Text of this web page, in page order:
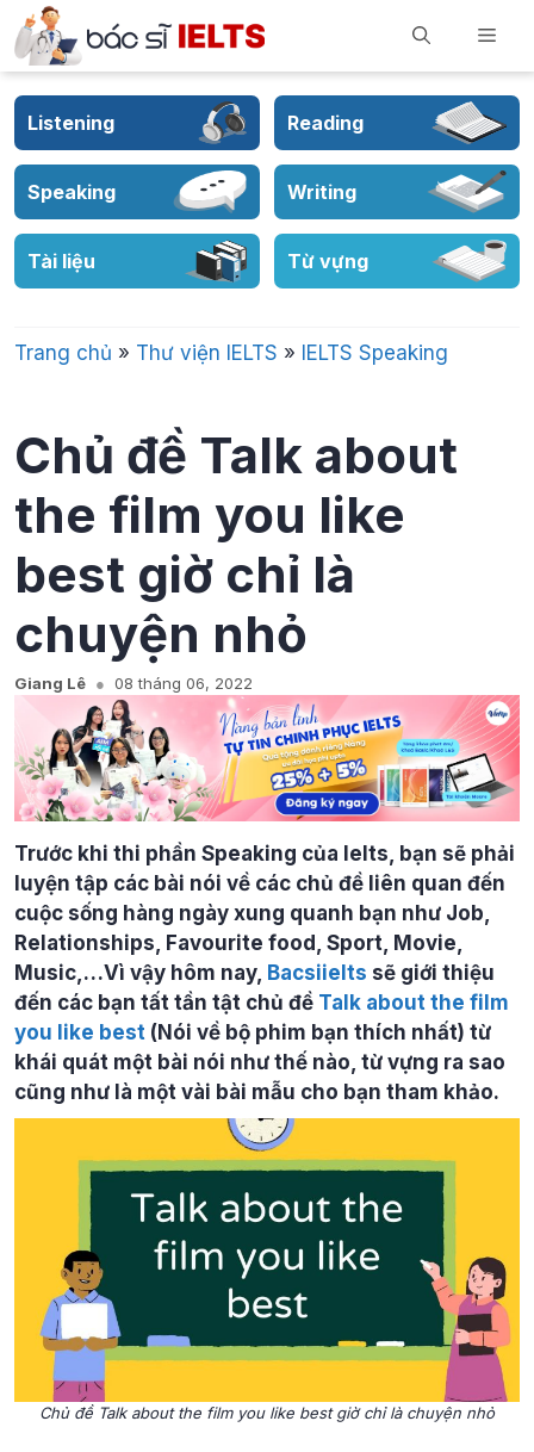
Skip
to
content
Listening Reading
Speaking Writing
Tài liệu Từ vựng
Trang chủ » Thư viện IELTS » IELTS Speaking
Chủ đề Talk about
the film you like
best giờ chỉ là
chuyện nhỏ
Giang Lê 08 tháng 06, 2022
Trước khi thi phần Speaking của Ielts, bạn sẽ phải
luyện tập các bài nói về các chủ đề liên quan đến
cuộc sống hàng ngày xung quanh bạn như Job,
Relationships, Favourite food, Sport, Movie,
Music,…Vì vậy hôm nay, Bacsiielts sẽ giới thiệu
đến các bạn tất tần tật chủ đề Talk about the film
you like best (Nói về bộ phim bạn thích nhất) từ
khái quát một bài nói như thế nào, từ vựng ra sao
cũng như là một vài bài mẫu cho bạn tham khảo.
Chủ đề Talk about the film you like best giờ chỉ là chuyện nhỏ